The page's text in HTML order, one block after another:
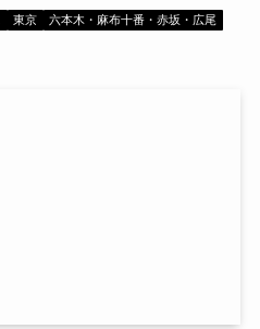
東京 六本木・麻布十番・赤坂・広尾